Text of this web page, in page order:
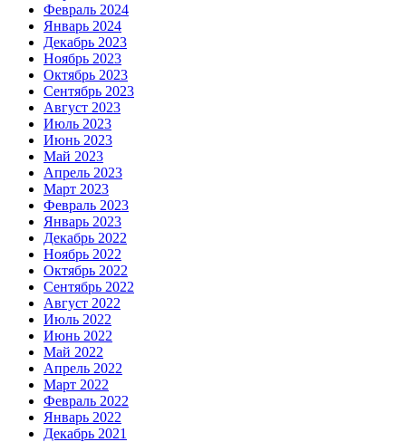
Февраль 2024
Январь 2024
Декабрь 2023
Ноябрь 2023
Октябрь 2023
Сентябрь 2023
Август 2023
Июль 2023
Июнь 2023
Май 2023
Апрель 2023
Март 2023
Февраль 2023
Январь 2023
Декабрь 2022
Ноябрь 2022
Октябрь 2022
Сентябрь 2022
Август 2022
Июль 2022
Июнь 2022
Май 2022
Апрель 2022
Март 2022
Февраль 2022
Январь 2022
Декабрь 2021